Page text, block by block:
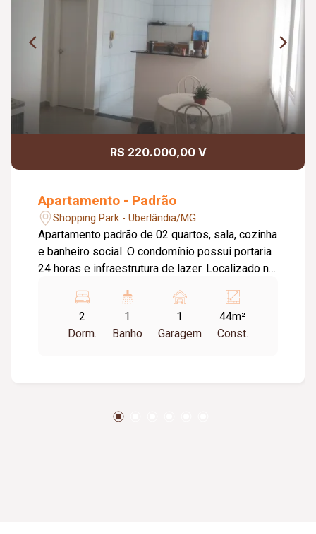
R$ 220.000,00 V
Apartamento - Padrão
Shopping Park - Uberlândia/MG
Apartamento padrão de 02 quartos, sala, cozinha
e banheiro social. O condomínio possui portaria
24 horas e infraestrutura de lazer. Localizado na
fácil acesso.
2
Dorm.
1
Banho
1
Garagem
44m²
Const.